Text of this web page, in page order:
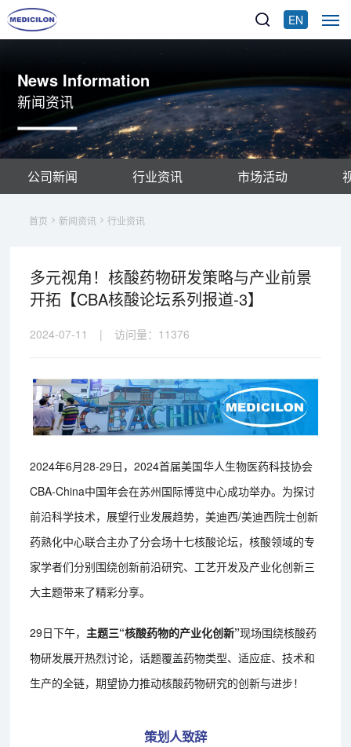
EN
News Information
新闻资讯
公司新闻 行业资讯 市场活动
首页 新闻资讯 行业资讯
多元视角！核酸药物研发策略与产业前景
开拓【CBA核酸论坛系列报道-3】
2024-07-11 | 访问量： 11376
2024年6月28-29日，2024首届美国华人生物医药科技协会
CBA-China中国年会在苏州国际博览中心成功举办。为探讨
前沿科学技术，展望行业发展趋势，美迪西/美迪西院士创新
药熟化中心联合主办了分会场十七核酸论坛，核酸领域的专
家学者们分别围绕创新前沿研究、工艺开发及产业化创新三
大主题带来了精彩分享。
29日下午，主题三“核酸药物的产业化创新”现场围绕核酸药
物研发展开热烈讨论，话题覆盖药物类型、适应症、技术和
生产的全链，期望协力推动核酸药物研究的创新与进步！
策划人致辞